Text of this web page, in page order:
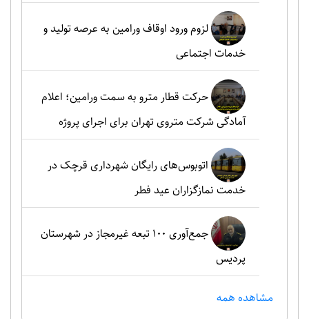
لزوم ورود اوقاف ورامین به عرصه تولید و
خدمات اجتماعی
حرکت قطار مترو به سمت ورامین؛ اعلام
آمادگی شرکت متروی تهران برای اجرای پروژه
اتوبوس‌های رایگان شهرداری قرچک در
خدمت نمازگزاران عید فطر
جمع‌آوری ۱۰۰ تبعه غیرمجاز در شهرستان
پردیس
مشاهده همه